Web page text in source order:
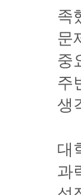
족
문
중
주
생
대
과